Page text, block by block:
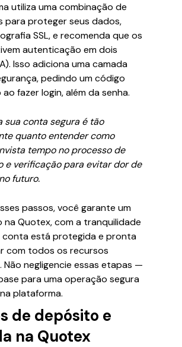
utiliza uma combinação de
para proteger seus dados,
SSL, e recomenda que os
autenticação em dois
Isso adiciona uma camada
pedindo um código
fazer login, além da senha.
sua conta segura é tão
quanto entender como
tempo no processo de
e verificação para evitar dor de
futuro.
passos, você garante um
na Quotex, com a tranquilidade
conta está protegida e pronta
com todos os recursos
Não negligencie essas etapas —
para uma operação segura
plataforma.
de depósito e
na Quotex